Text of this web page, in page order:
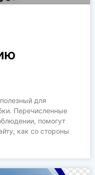
для
Перечисленные
помогут
как со стороны